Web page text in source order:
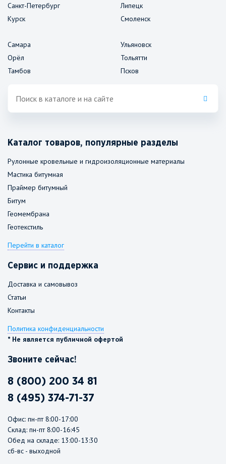
Санкт-Петербург
Курск
Липецк
Смоленск
Самара
Орёл
Тамбов
Ульяновск
Тольятти
Псков
Каталог товаров, популярные разделы
Рулонные кровельные и гидроизоляционные материалы
Мастика битумная
Праймер битумный
Битум
Геомембрана
Геотекстиль
Перейти в каталог
Сервис и поддержка
Доставка и самовывоз
Статьи
Контакты
Политика конфиденциальности
* Не является публичной офертой
Звоните сейчас!
8 (800) 200 34 81
8 (495) 374-71-37
Офис: пн-пт 8:00-17:00
Склад: пн-пт 8:00-16:45
Обед на складе: 13:00-13:30
сб-вс - выходной